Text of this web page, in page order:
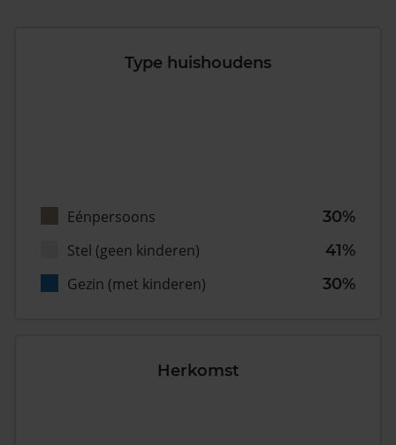
Type huishoudens
Eénpersoons
30%
Stel (geen kinderen)
41%
Gezin (met kinderen)
30%
Herkomst